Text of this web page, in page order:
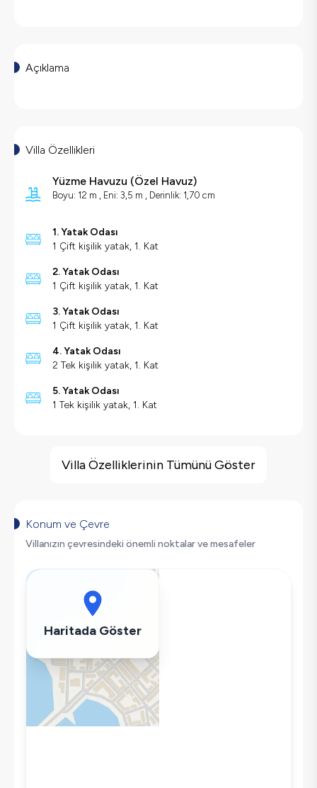
Açıklama
Villa Özellikleri
Yüzme Havuzu (Özel Havuz)
Boyu: 12 m , Eni: 3,5 m , Derinlik: 1,70 cm
1. Yatak Odası
1 Çift kişilik yatak, 1. Kat
2. Yatak Odası
1 Çift kişilik yatak, 1. Kat
3. Yatak Odası
1 Çift kişilik yatak, 1. Kat
4. Yatak Odası
2 Tek kişilik yatak, 1. Kat
5. Yatak Odası
1 Tek kişilik yatak, 1. Kat
Havuz Isıtma
Salıncak
Saç Kurutma Makinası
Çamaşır Makinesi
Tost Makinesi
Mikrodalga
Kettle
Ütü
Villa Özelliklerinin Tümünü Göster
Konum ve Çevre
Villanızın çevresindeki önemli noktalar ve mesafeler
Haritada Göster